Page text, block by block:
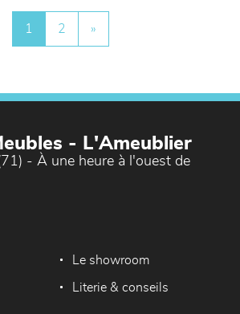
1 2 »
- L'Ameublier
- À une heure à l'ouest de
Le showroom
Literie & conseils